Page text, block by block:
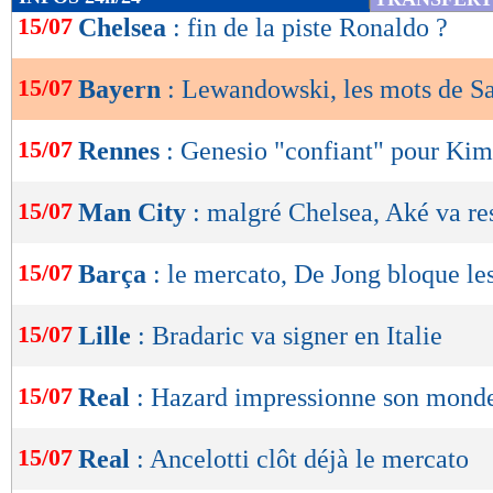
de
OK
15/07 Chelsea : fin de la piste Ronaldo ?
15/07 Bayern : Lewandowski, les mots de
15/07 Rennes : Genesio "confiant" pour
15/07 Man City : malgré Chelsea, Aké va
15/07 Barça : le mercato, De Jong bloque
15/07 Lille : Bradaric va signer en Italie
15/07 Real : Hazard impressionne son
15/07 Real : Ancelotti clôt déjà le mercato